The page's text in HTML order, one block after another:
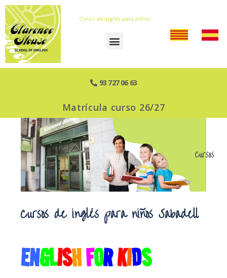
Curso de inglés para niños
93 727 06 63
Matrícula curso 26/27
Cursos
Cursos de inglés para niños Sabadell
ENGLISHFORKIDS